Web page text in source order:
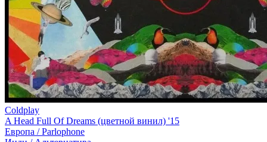
Coldplay
A Head Full Of Dreams (цветной винил) '15
Европа /Parlophone